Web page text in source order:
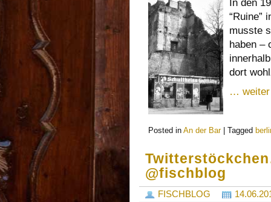
In den
“Ruine”
musste
haben –
dort
… weiter
Posted in An der Bar Tagged
@fischblog
FISCHBLOG